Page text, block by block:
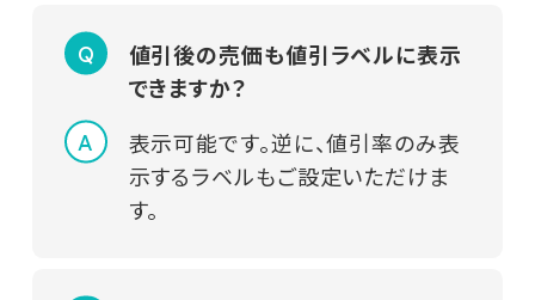
値引後の売価も値引ラベルに表示
できますか？
表示可能です。逆に、値引率のみ表
示するラベルもご設定いただけま
す。